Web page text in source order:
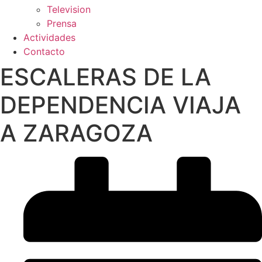
Television
Prensa
Actividades
Contacto
ESCALERAS DE LA
DEPENDENCIA VIAJA
A ZARAGOZA